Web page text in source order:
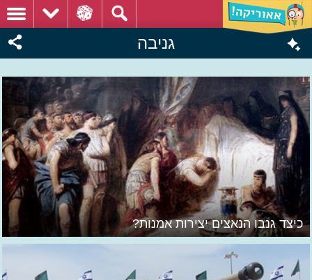
גניבה
כיצד גנבו הנאצים יצירות אמנות?